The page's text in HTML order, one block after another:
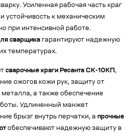
Усиленная рабочая часть краг
устойчивость к механическим
при интенсивной работе.
сварщика гарантируют надежную
температурах.
сварочные краги Ресанта СК-10КП,
ожогов кожи рук, защиту от
а также обеспечение
Удлиненный манжет
брызг внутрь перчатки, а прочные
обеспечивают надежную защиту в